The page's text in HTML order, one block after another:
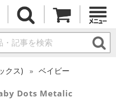
クス) ベイビー
Dots Metalic